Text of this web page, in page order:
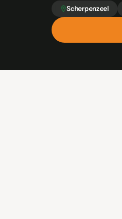
Scherpenzeel